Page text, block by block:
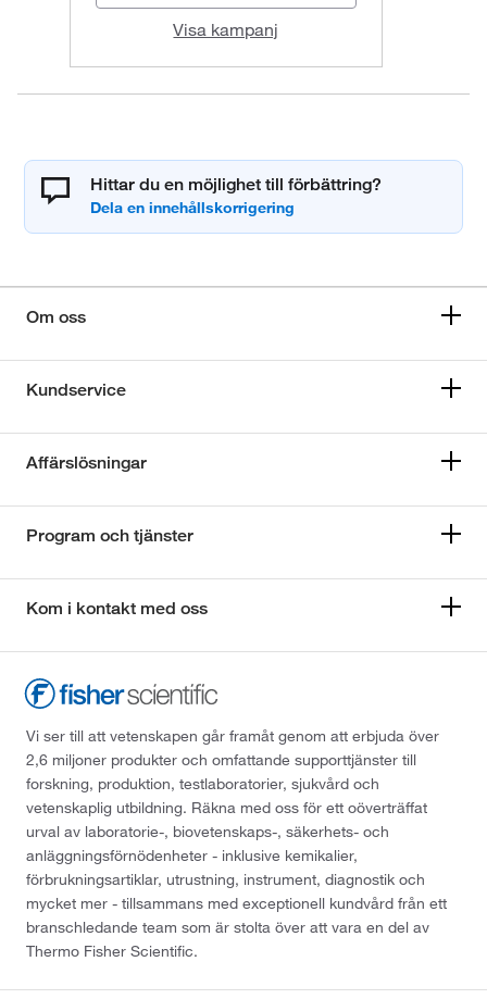
Visa kampanj
Hittar du en möjlighet till förbättring?
Om oss
Kundservice
Affärslösningar
Program och tjänster
Kom i kontakt med oss
Vi ser till att vetenskapen går framåt genom att erbjuda över
2,6 miljoner produkter och omfattande supporttjänster till
forskning, produktion, testlaboratorier, sjukvård och
vetenskaplig utbildning. Räkna med oss för ett oöverträffat
urval av laboratorie-, biovetenskaps-, säkerhets- och
anläggningsförnödenheter - inklusive kemikalier,
förbrukningsartiklar, utrustning, instrument, diagnostik och
mycket mer - tillsammans med exceptionell kundvård från ett
branschledande team som är stolta över att vara en del av
Thermo Fisher Scientific.